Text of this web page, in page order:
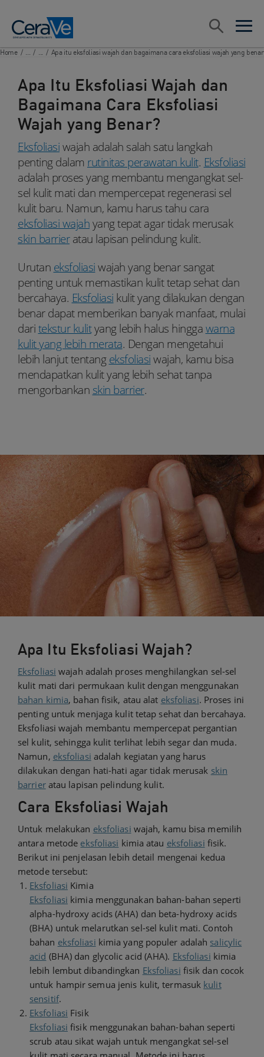
open
open
Search
Home / ... / ... / Apa itu eksfoliasi wajah dan bagaimana cara eksfoliasi wajah yang benar
Apa Itu Eksfoliasi Wajah dan
Bagaimana Cara Eksfoliasi
Wajah yang Benar?
Eksfoliasiwajah adalah salah satu langkah
penting dalam rutinitas perawatan kulit. Eksfoliasi
adalah proses yang membantu mengangkat sel-
sel kulit mati dan mempercepat regenerasi sel
kulit baru. Namun, kamu harus tahu cara
eksfoliasi wajahyang tepat agar tidak merusak
skin barrieratau lapisan pelindung kulit.
Urutan eksfoliasiwajah yang benar sangat
penting untuk memastikan kulit tetap sehat dan
bercahaya. Eksfoliasi kulit yang dilakukan dengan
benar dapat memberikan banyak manfaat, mulai
daritekstur kulityang lebih halus hinggawarna
kulit yang lebih merata. Dengan mengetahui
lebih lanjut tentangeksfoliasiwajah, kamu bisa
mendapatkan kulit yang lebih sehat tanpa
mengorbankan skin barrier.
Apa Itu Eksfoliasi Wajah?
Eksfoliasi wajah adalah proses menghilangkan sel-sel
kulit mati dari permukaan kulit dengan menggunakan
bahan kimia, bahan fisik, atau alat eksfoliasi. Proses ini
penting untuk menjaga kulit tetap sehat dan bercahaya.
Eksfoliasi wajah membantu mempercepat pergantian
sel kulit, sehingga kulit terlihat lebih segar dan muda.
Namun, eksfoliasi adalah kegiatan yang harus
dilakukan dengan hati-hati agar tidak merusak skin
barrieratau lapisan pelindung kulit.
Cara Eksfoliasi Wajah
Untuk melakukan eksfoliasi wajah, kamu bisa memilih
antara metode eksfoliasi kimia atau eksfoliasi fisik.
Berikut ini penjelasan lebih detail mengenai kedua
metode tersebut:
Eksfoliasi Kimia
Eksfoliasi kimia menggunakan bahan-bahan seperti
alpha-hydroxy acids (AHA) dan beta-hydroxy acids
(BHA) untuk melarutkan sel-sel kulit mati. Contoh
bahan eksfoliasi kimia yang populer adalah salicylic
acid (BHA) dan glycolic acid (AHA). Eksfoliasi kimia
lebih lembut dibandingkan Eksfoliasi fisik dan cocok
untuk hampir semua jenis kulit, termasuk kulit
sensitif.
Eksfoliasi Fisik
Eksfoliasi fisik menggunakan bahan-bahan seperti
scrub atau sikat wajah untuk mengangkat sel-sel